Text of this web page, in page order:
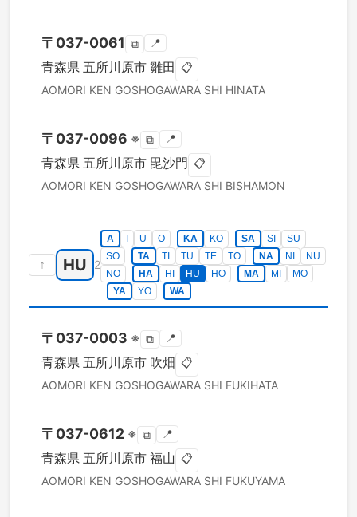
〒 037-0061 ⧉ 📍
青森県 五所川原市 雛田 📋
AOMORI KEN GOSHOGAWARA SHI HINATA
〒 037-0096 ※ ⧉ 📍
青森県 五所川原市 毘沙門 📋
AOMORI KEN GOSHOGAWARA SHI BISHAMON
↑ HU 2
A U O KA KO SA SI
SU
SO
TA TI TU TE TO NA NI
NU
NO
HA HI HU HO MA MI
MO
YA
YO WA
〒 037-0003 ※ ⧉ 📍
青森県 五所川原市 吹畑 📋
AOMORI KEN GOSHOGAWARA SHI FUKIHATA
〒 037-0612 ※ ⧉ 📍
青森県 五所川原市 福山 📋
AOMORI KEN GOSHOGAWARA SHI FUKUYAMA